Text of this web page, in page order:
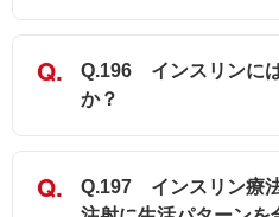
Q.196 インスリンに
か？
Q.197 インスリン療